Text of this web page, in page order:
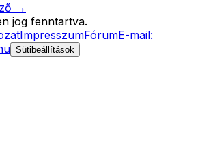
→
jog fenntartva.
ImpresszumFórumE-mail:
Sütibeállítások